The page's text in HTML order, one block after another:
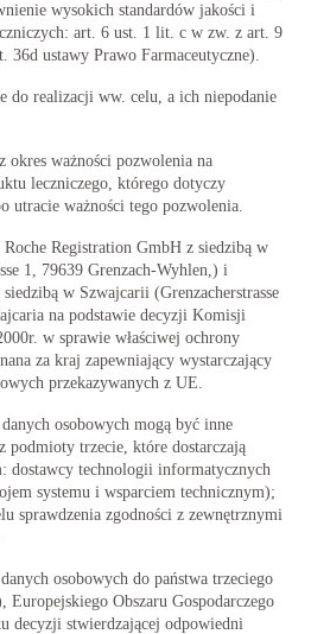
wysokich standardów jakości i
art. 6 ust. 1 lit. c w zw. z art. 9
ustawy Prawo Farmaceutyczne).
do realizacji ww. celu, a ich niepodanie
okres ważności pozwolenia na
leczniczego, którego dotyczy
utracie ważności tego pozwolenia.
Registration GmbH z siedzibą w
1, 79639 Grenzach-Wyhlen,) i
w Szwajcarii (Grenzacherstrasse
na podstawie decyzji Komisji
w sprawie właściwej ochrony
za kraj zapewniający wystarczający
przekazywanych z UE.
osobowych mogą być inne
podmioty trzecie, które dostarczają
dostawcy technologii informatycznych
systemu i wsparciem technicznym);
sprawdzenia zgodności z zewnętrznymi
osobowych do państwa trzeciego
Obszaru Gospodarczego
decyzji stwierdzającej odpowiedni